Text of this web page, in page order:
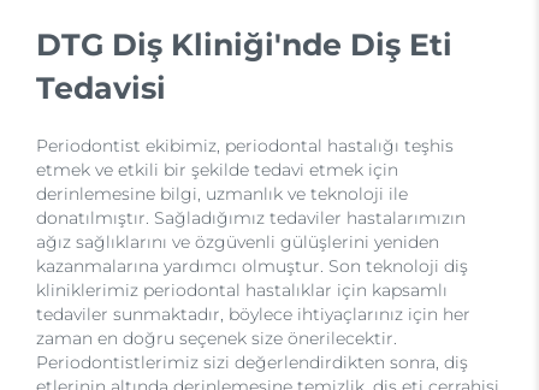
DTG Diş Kliniği'nde Diş Eti
Tedavisi
Periodontist ekibimiz, periodontal hastalığı teşhis
etmek ve etkili bir şekilde tedavi etmek için
derinlemesine bilgi, uzmanlık ve teknoloji ile
donatılmıştır. Sağladığımız tedaviler hastalarımızın
ağız sağlıklarını ve özgüvenli gülüşlerini yeniden
kazanmalarına yardımcı olmuştur. Son teknoloji diş
kliniklerimiz periodontal hastalıklar için kapsamlı
tedaviler sunmaktadır, böylece ihtiyaçlarınız için her
zaman en doğru seçenek size önerilecektir.
Periodontistlerimiz sizi değerlendirdikten sonra, diş